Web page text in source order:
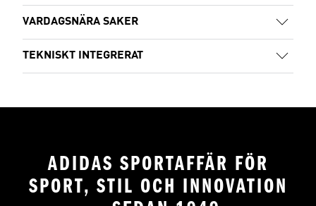
VARDAGSNÄRA SAKER
TEKNISKT INTEGRERAT
ADIDAS SPORTAFFÄR FÖR
SPORT, STIL OCH INNOVATION